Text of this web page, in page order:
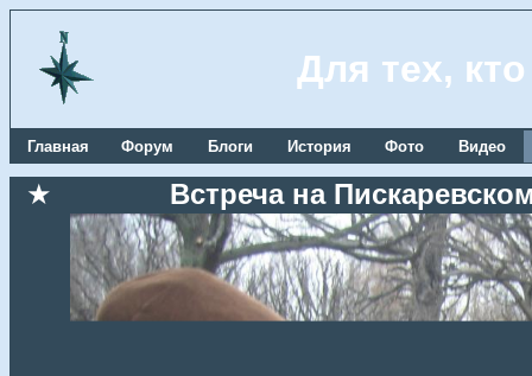
Для тех,
Главная Форум Блоги История Фото Видео
★ Встреча на